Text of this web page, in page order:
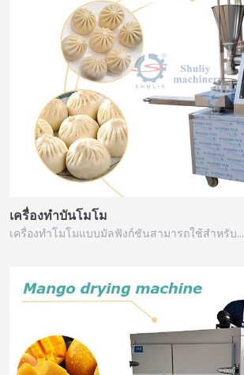
เครื่องทำบันโมโม
เครื่องทำโมโมแบบมัลฟังก์ชันสามารถใช้สำหรับ…